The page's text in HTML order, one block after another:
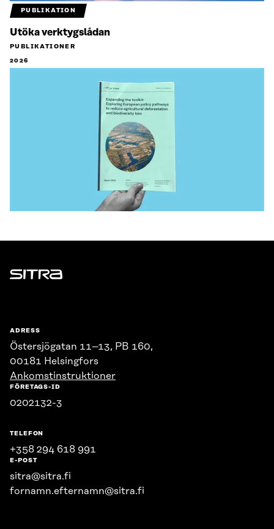
PUBLIKATION
Utöka verktygslådan
PUBLIKATIONER
2026
Sitra
ADRESS
Östersjögatan 11–13, PB 160,
00181 Helsingfors
Ankomstinstruktioner
FÖRETAGS-ID
0202132-3
TELEFON
+358 294 618 991
E-POST
sitra@sitra.fi
fornamn.efternamn@sitra.fi